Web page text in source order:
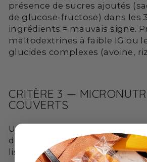
présence de sucres ajoutés
de glucose-fructose) dans les
ingrédients = mauvais signe.
maltodextrines à faible IG ou
glucides complexes (avoine,
CRITÈRE 3 —
COUVERTS
Un vrai substitut de repas doit
des AJR en vitamines et
liste : vitamine D, B12, fer,